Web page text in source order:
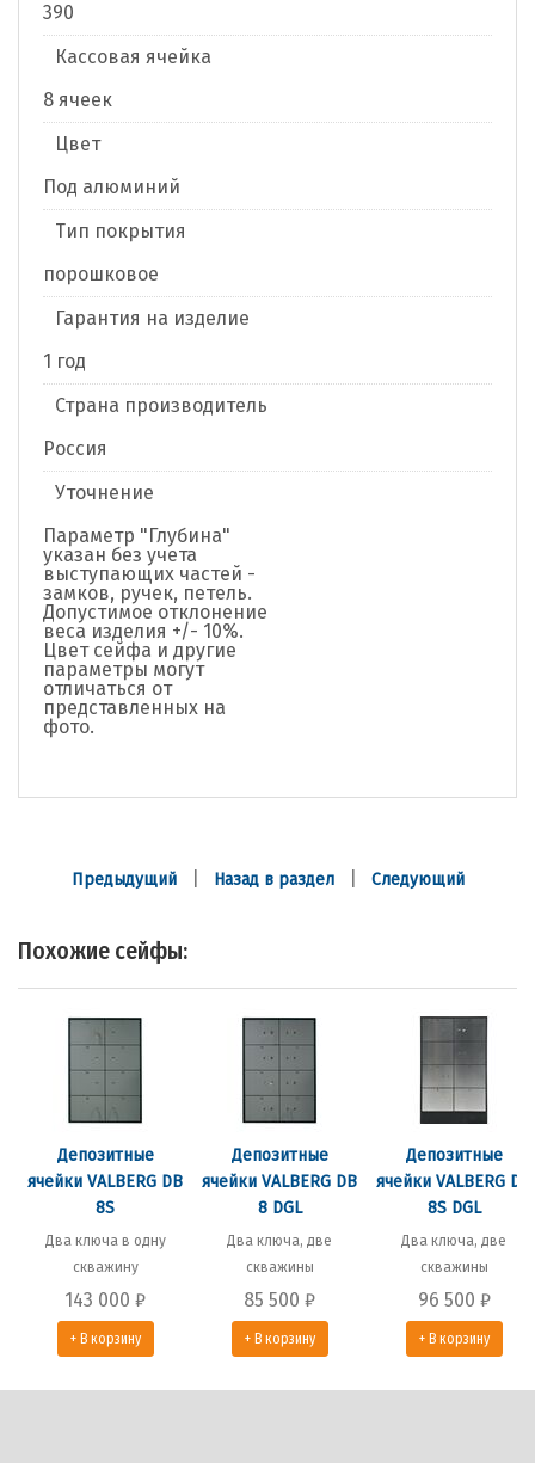
390
Кассовая ячейка
8 ячеек
Цвет
Под алюминий
Тип покрытия
порошковое
Гарантия на изделие
1 год
Страна производитель
Россия
Уточнение
Параметр "Глубина"
указан без учета
выступающих частей -
замков, ручек, петель.
Допустимое отклонение
веса изделия +/- 10%.
Цвет сейфа и другие
параметры могут
отличаться от
представленных на
фото.
Предыдущий| Назад в раздел| Следующий
Похожие сейфы:
Депозитные
ячейки VALBERG DB
8S
Два ключа в одну
скважину
143 000 ₽
+ В корзину
Депозитные
ячейки VALBERG DB
8 DGL
Два ключа, две
скважины
85 500 ₽
+ В корзину
Депозитные
ячейки VALBERG DB
8S DGL
Два ключа, две
скважины
96 500 ₽
+ В корзину